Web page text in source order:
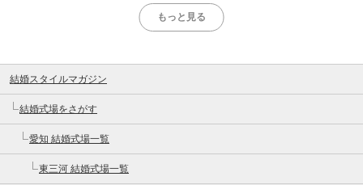
もっと見る
結婚スタイルマガジン
結婚式場をさがす
愛知 結婚式場一覧
東三河 結婚式場一覧